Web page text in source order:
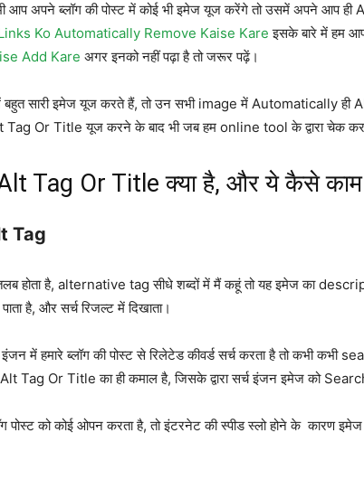
आप अपने ब्लॉग की पोस्ट में कोई भी इमेज यूज करेंगे तो उसमें अपने आप
Ko Automatically Remove Kaise Kare इसके बारे में हम
Add Kare अगर इनको नहीं पढ़ा है तो जरूर पढ़ें।
बहुत सारी इमेज यूज करते हैं, तो उन सभी image में Automatically ही
Tag Or Title यूज करने के बाद भी जब हम online tool के द्वारा चेक
Tag Or Title क्या है, और ये कैसे काम
Tag
होता है, alternative tag सीधे शब्दों में मैं कहूं तो यह इमेज का
है, और सर्च रिजल्ट में दिखाता।
में हमारे ब्लॉग की पोस्ट से रिलेटेड कीवर्ड सर्च करता है तो कभी कभी
Tag Or Title का ही कमाल है, जिसके द्वारा सर्च इंजन इमेज को
पोस्ट को कोई ओपन करता है, तो इंटरनेट की स्पीड स्लो होने के कारण